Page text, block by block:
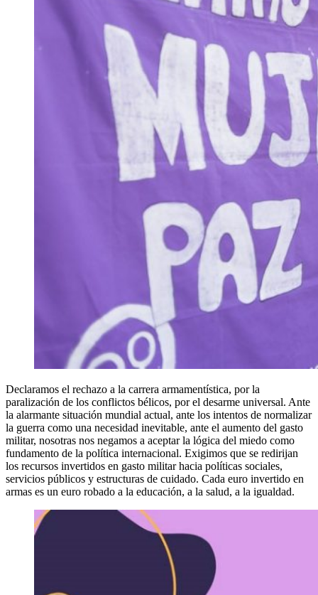
Declaramos el rechazo a la carrera armamentística, por la
paralización de los conflictos bélicos, por el desarme universal. Ante
la alarmante situación mundial actual, ante los intentos de normalizar
la guerra como una necesidad inevitable, ante el aumento del gasto
militar, nosotras nos negamos a aceptar la lógica del miedo como
fundamento de la política internacional. Exigimos que se redirijan
los recursos invertidos en gasto militar hacia políticas sociales,
servicios públicos y estructuras de cuidado. Cada euro invertido en
armas es un euro robado a la educación, a la salud, a la igualdad.